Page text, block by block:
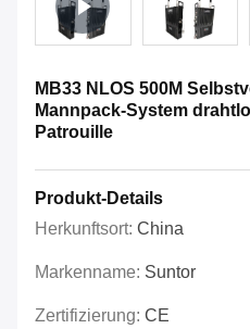
MB33 NLOS 500M
Mannpack-System
Patrouille
Produkt-Details
Herkunftsort: China
Markenname: Suntor
Zertifizierung: CE